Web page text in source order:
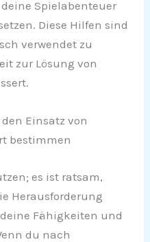
Spielabenteuer
Diese Hilfen sind
verwendet zu
zur Lösung von
Einsatz von
bestimmen
es ist ratsam,
Herausforderung
Fähigkeiten und
du nach